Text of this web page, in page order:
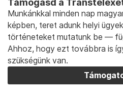
Támogasd a
Munkánkkal minden nap
képben, teret adunk helyi
történeteket mutatunk be —
Ahhoz, hogy ezt továbbra is
szükségünk van.